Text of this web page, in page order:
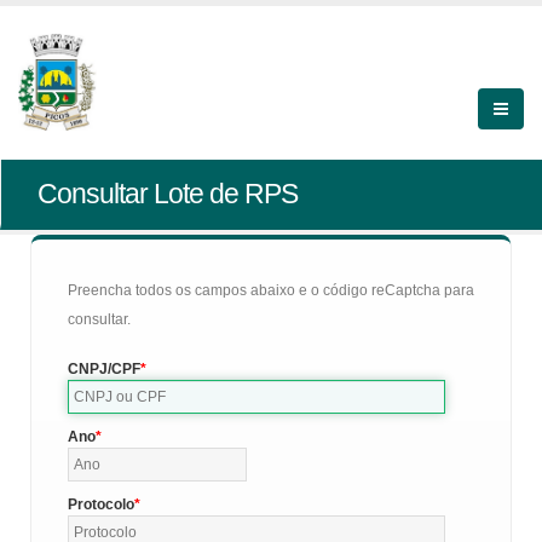
Consultar Lote de RPS
Preencha todos os campos abaixo e o código reCaptcha para
consultar.
CNPJ/CPF
Ano
Protocolo